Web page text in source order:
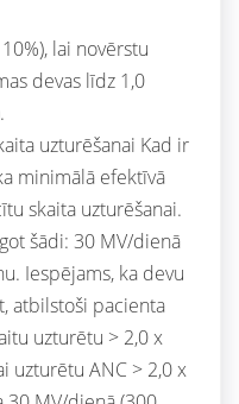
lai novērstu
devas līdz 1,0
uzturēšanai Kad ir
minimālā efektīvā
skaita uzturēšanai.
šādi: 30 MV/dienā
Iespējams, ka devu
atbilstoši pacienta
uzturētu > 2,0 x
uzturētu ANC > 2,0 x